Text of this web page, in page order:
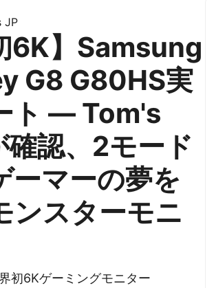
JP
6K】Samsung
G8 G80HS実
ト — Tom's
認、2モード
ーマーの夢を
ンスターモニ
初6Kゲーミングモニター